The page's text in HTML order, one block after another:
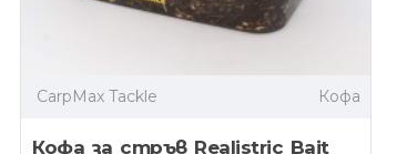
CarpMax Tackle Кофа
Кофа за стръв Realistric Bait